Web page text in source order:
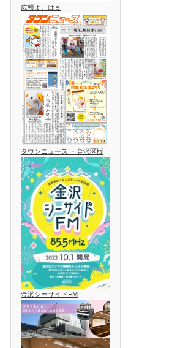
広報よこはま
タウンニュース ・金沢区版
金沢シーサイドFM